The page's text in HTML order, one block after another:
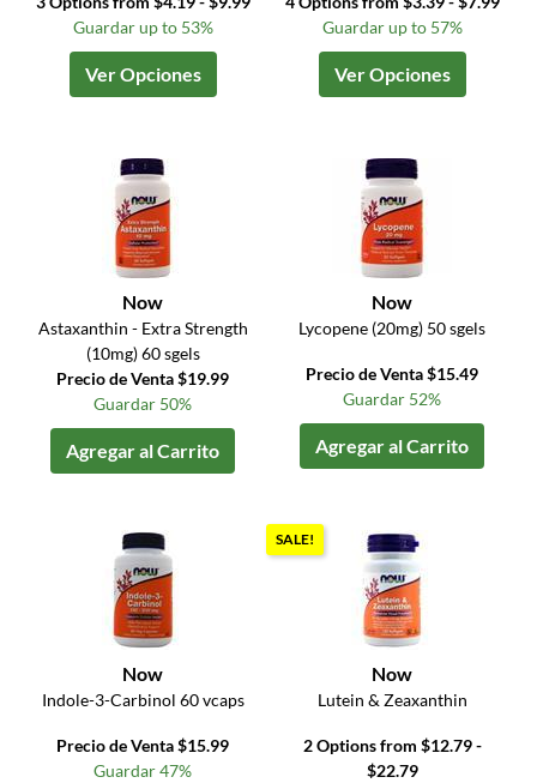
Guardar up to 53%
Ver Opciones
Guardar up to 57%
Ver Opciones
Now
Astaxanthin - Extra Strength
(10mg) 60 sgels
Precio de Venta $19.99
Guardar 50%
Agregar al Carrito
Now
Lycopene (20mg) 50 sgels
Precio de Venta $15.49
Guardar 52%
Agregar al Carrito
Now
Indole-3-Carbinol 60 vcaps
Precio de Venta $15.99
Guardar 47%
SALE!
Now
Lutein & Zeaxanthin
2 Options from $12.79 -
$22.79